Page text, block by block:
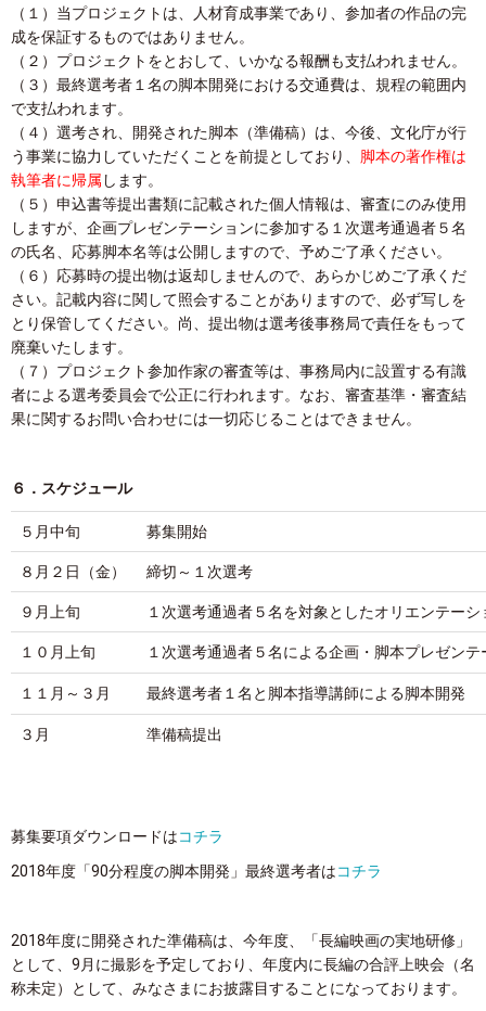
（１）当プロジェクトは、人材育成事業であり、参加者の作品の完
成を保証するものではありません。
（２）プロジェクトをとおして、いかなる報酬も支払われません。
（３）最終選考者１名の脚本開発における交通費は、規程の範囲内
で支払われます。
（４）選考され、開発された脚本（準備稿）は、今後、文化庁が行
う事業に協力していただくことを前提としており、 脚本の著作権は
執筆者に帰属 します。
（５）申込書等提出書類に記載された個人情報は、審査にのみ使用
しますが、企画プレゼンテーションに参加する１次選考通過者５名
の氏名、応募脚本名等は公開しますので、予めご了承ください。
（６）応募時の提出物は返却しませんので、あらかじめご了承くだ
さい。記載内容に関して照会することがありますので、必ず写しを
とり保管してください。尚、提出物は選考後事務局で責任をもって
廃棄いたします。
（７）プロジェクト参加作家の審査等は、事務局内に設置する有識
者による選考委員会で公正に行われます。なお、審査基準・審査結
果に関するお問い合わせには一切応じることはできません。
６．スケジュール
５月中旬 募集開始
８月２日（金） 締切～１次選考
９月上旬 １次選考通過者５名を対象としたオリエンテーシ
１０月上旬 １次選考通過者５名による企画・脚本プレゼン
１１月～３月 最終選考者１名と脚本指導講師による脚本開発
３月 準備稿提出
募集要項ダウンロードはコチラ
2018年度「90分程度の脚本開発」最終選考者はコチラ
2018年度に開発された準備稿は、今年度、「長編映画の実地研修」
として、9月に撮影を予定しており、年度内に長編の合評上映会（名
称未定）として、みなさまにお披露目することになっております。